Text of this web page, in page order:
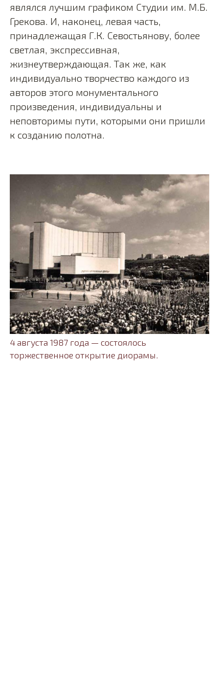
являлся лучшим графиком Студии им. М.Б.
Грекова. И, наконец, левая часть,
принадлежащая Г.К. Севостьянову, более
светлая, экспрессивная,
жизнеутверждающая. Так же, как
индивидуально творчество каждого из
авторов этого монументального
произведения, индивидуальны и
неповторимы пути, которыми они пришли
к созданию полотна.
4 августа 1987 года — состоялось
торжественное открытие диорамы.